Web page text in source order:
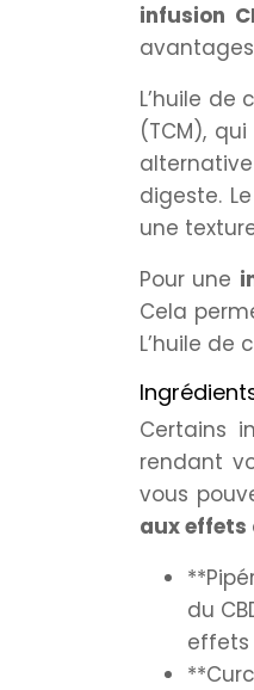
infusion
L’huile
(TCM),
digeste.
une
Pour une
Cela
L’huile de
Certains
rendant
vous
aux effets
du
effets